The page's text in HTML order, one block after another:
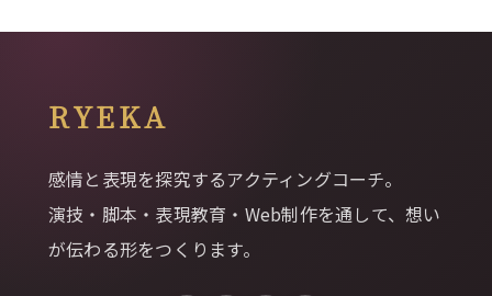
RYEKA
感情と表現を探究するアクティングコーチ。
演技・脚本・表現教育・Web制作を通して、想い
が伝わる形をつくります。